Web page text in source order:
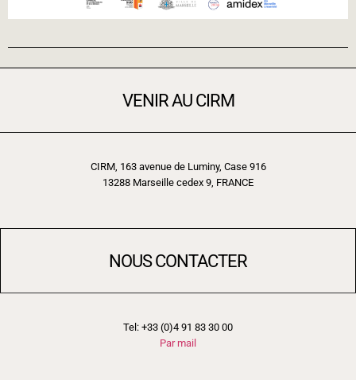
VENIR AU CIRM
CIRM, 163 avenue de Luminy, Case 916
13288 Marseille cedex 9, FRANCE
NOUS CONTACTER
Tel: +33 (0)4 91 83 30 00
Par mail